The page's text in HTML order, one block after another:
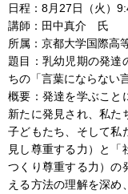
日程：8月27日（火）
講師：田中真介 氏
所属：京都大学国際高
題目：乳幼児期の発
ちの「言葉にならない
概要：発達を学ぶこと
新たに発見され、私た
子どもたち、そして私
見し尊重する力）と
つくり尊重する力）の
える方法の理解を深め